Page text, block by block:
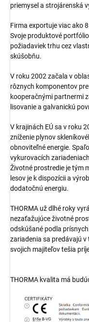
priemysel a strojárenská
Firma exportuje viac ako
Svoje produktové
požiadaviek trhu cez
skúšobňu.
V roku 2002 začala v
rôznych komponentov
kooperačnými partnermi
lisovanie a galvanickú
V krajinách EÚ sa v roku
zníženie plynov
obnoviteľné energie.
vykurovacích
Životné prostredie je tým
lesov je k dispozícii a
dodatočnú energiu.
THORMA už dlhé roky
nezaťažujúce životné
odskúšané podla
zariadenia sa predávajú
svojich majiteľov tešia
THORMA kvalita má